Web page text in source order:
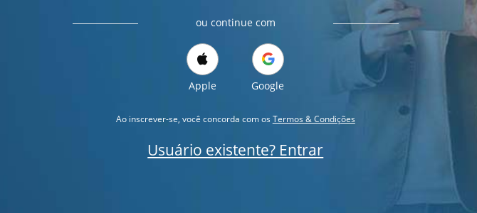
ou continue com
Apple Google
Ao inscrever-se, você concorda com os Termos & Condições
Usuário existente? Entrar